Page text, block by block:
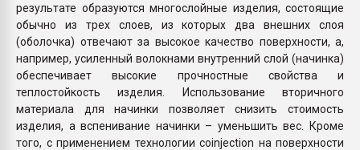
результате образуются многослойные изделия, состоящие
обычно из трех слоев, из которых два внешних слоя
(оболочка) отвечают за высокое качество поверхности, а,
например, усиленный волокнами внутренний слой (начинка)
обеспечивает высокие прочностные свойства и
теплостойкость изделия. Использование вторичного
материала для начинки позволяет снизить стоимость
изделия, а вспенивание начинки – уменьшить вес. Кроме
того, с применением технологии coinjection на поверхности